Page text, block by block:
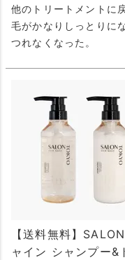
他のトリートメントに
毛がかなりしっとりに
つれなくなった。
【送料無料】
ャイン シャンプー